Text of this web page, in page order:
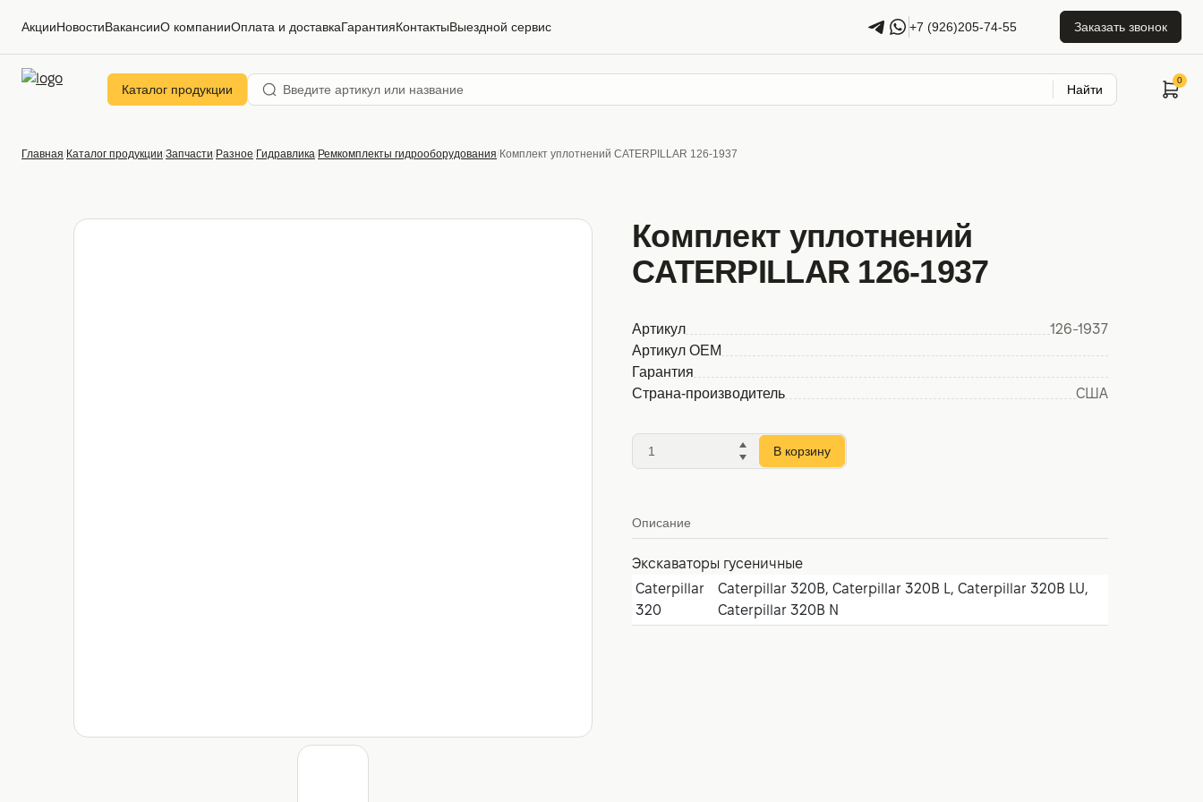
АкцииНовостиВакансииО компанииОплата и доставкаГарантияКонтактыВыездной сервис +7 (926)205-74-55 Заказать звонок
Каталог продукции Найти
Главная Каталог продукции Запчасти Разное Гидравлика Ремкомплекты гидрооборудования Комплект уплотнений CATERPILLAR 126-1937
Комплект уплотнений
CATERPILLAR 126-1937
Артикул
126-1937
Артикул OEM
Гарантия
Страна-производитель
США
В корзину
Описание
Экскаваторы гусеничные
Caterpillar
320
Caterpillar 320B, Caterpillar 320B L, Caterpillar 320B LU,
Caterpillar 320B N